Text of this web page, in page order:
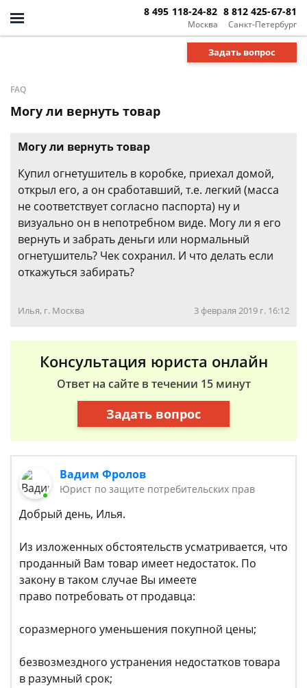
Москва
8 495 118-24-82
Санкт-Петербург
8 812 425-67-81
Задать вопрос
FAQ
Могу ли вернуть товар
Могу ли вернуть товар
Купил огнетушитель в коробке, приехал домой,
открыл его, а он сработавший, т.е. легкий (масса
не соответствует согласно паспорта) ну и
визуально он в непотребном виде. Могу ли я его
вернуть и забрать деньги или нормальный
огнетушитель? Чек сохранил. И что делать если
откажуться забирать?
Илья, г. Москва 3 февраля 2019 г. 16:12
Консультация юриста онлайн
Ответ на сайте в течении 15 минут
Задать вопрос
Вадим Фролов
Юрист по защите потребительских прав
Добрый день, Илья.
Из изложенных обстоятельств усматривается, что
проданный Вам товар имеет недостаток. По
закону в таком случае Вы имеете
право потребовать от продавца:
соразмерного уменьшения покупной цены;
безвозмездного устранения недостатков товара
в разумный срок;